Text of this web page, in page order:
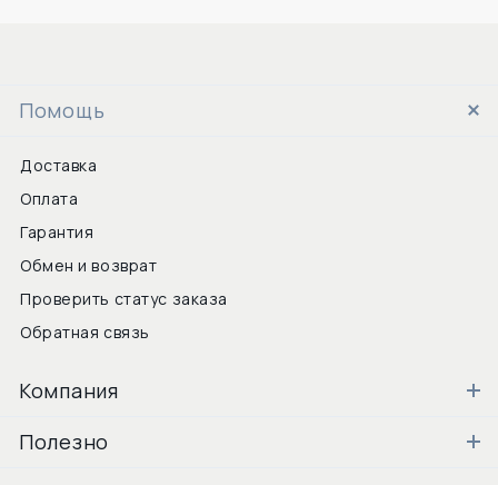
Помощь
Доставка
Оплата
Гарантия
Обмен и возврат
Проверить статус заказа
Обратная связь
Компания
Полезно